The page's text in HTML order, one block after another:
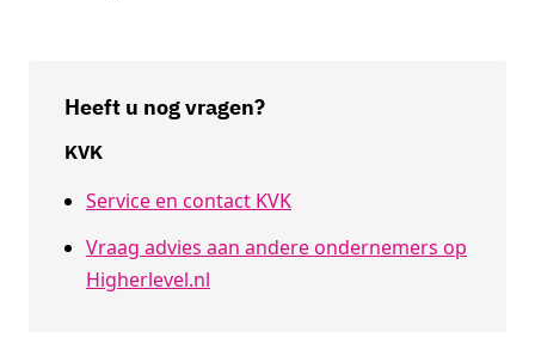
Heeft u nog vragen?
KVK
Service en contact KVK
Vraag advies aan andere ondernemers op
Higherlevel.nl